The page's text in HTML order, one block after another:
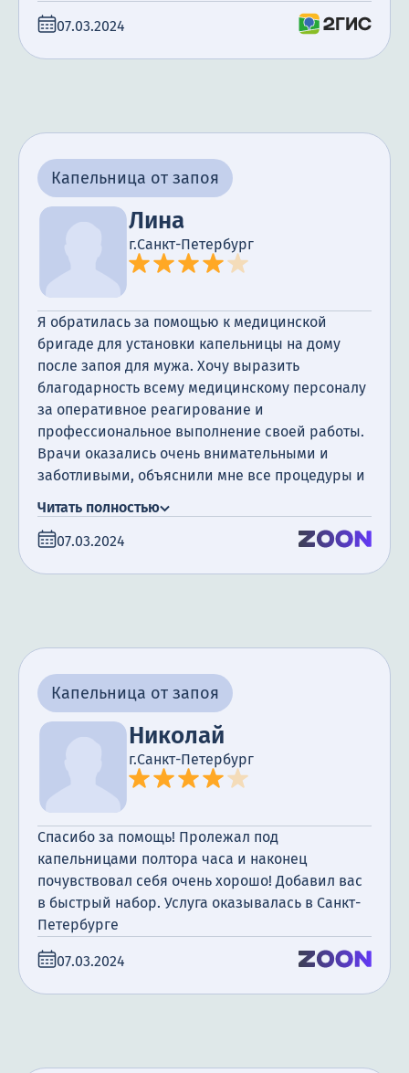
07.03.2024
Капельница от запоя
Лина
г.Санкт-Петербург
Я обратилась за помощью к медицинской
бригаде для установки капельницы на дому
после запоя для мужа. Хочу выразить
благодарность всему медицинскому персоналу
за оперативное реагирование и
профессиональное выполнение своей работы.
Врачи оказались очень внимательными и
заботливыми, объяснили мне все процедуры и
капельницы прошла безболезненно и
эффективно, и я чувствую себя значительно
заботу о моем здоровье.
Читать полностью
07.03.2024
Капельница от запоя
Николай
г.Санкт-Петербург
Спасибо за помощь! Пролежал под
капельницами полтора часа и наконец
почувствовал себя очень хорошо! Добавил вас
в быстрый набор. Услуга оказывалась в Санкт-
Петербурге
07.03.2024